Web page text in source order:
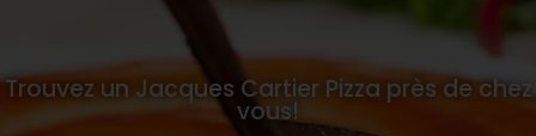
Trouvez un Jacques Cartier Pizza près de chez
vous!